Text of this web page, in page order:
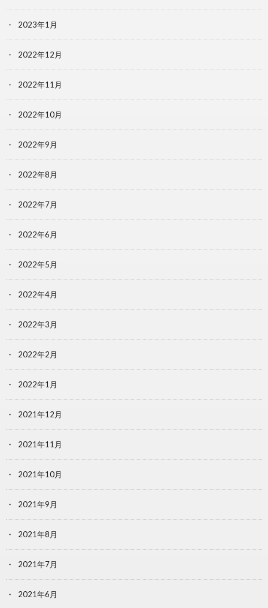
2023年1月
2022年12月
2022年11月
2022年10月
2022年9月
2022年8月
2022年7月
2022年6月
2022年5月
2022年4月
2022年3月
2022年2月
2022年1月
2021年12月
2021年11月
2021年10月
2021年9月
2021年8月
2021年7月
2021年6月